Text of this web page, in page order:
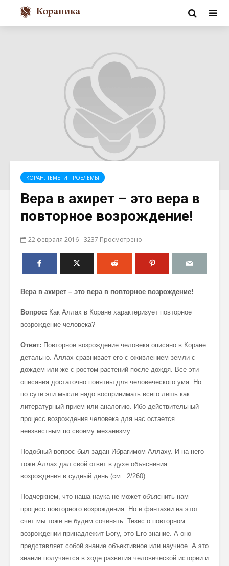
КОРАН. ТЕМЫ И ПРОБЛЕМЫ
Вера в ахирет – это вера в
повторное возрождение!
22 февраля 2016 3237 Просмотрено
Вера в ахирет – это вера в повторное возрождение!
Вопрос: Как Аллах в Коране характеризует повторное
возрождение человека?
Ответ: Повторное возрождение человека описано в Коране
детально. Аллах сравнивает его с оживлением земли c
дождем или же с ростом растений после дождя. Все эти
описания достаточно понятны для человеческого ума. Но
по сути эти мысли надо воспринимать всего лишь как
литературный прием или аналогию. Ибо действительный
процесс возрождения человека для нас остается
неизвестным по своему механизму.
Подобный вопрос был задан Ибрагимом Аллаху. И на него
тоже Аллах дал свой ответ в духе объяснения
возрождения в судный день (см.: 2/260).
Подчеркнем, что наша наука не может объяснить нам
процесс повторного возрождения. Но и фантазии на этот
счет мы тоже не будем сочинять. Тезис о повторном
возрождении принадлежит Богу, это Его знание. А оно
представляет собой знание объективное или научное. А это
знание получается в ходе развития человеческой истории и